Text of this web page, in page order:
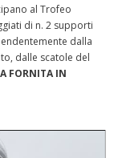
al Trofeo
di n. 2 supporti
dalla
dalle scatole del
FORNITA IN